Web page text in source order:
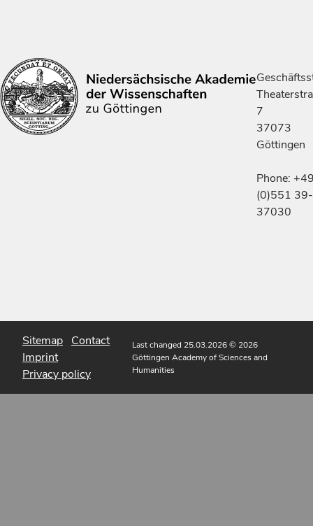
7
37073
Göttingen
Phone:
(0)551 39-
37030
Sitemap Contact
Imprint
Privacy policy
Last changed 25.03.2026© 2026
Göttingen Academy of Sciences and
Humanities